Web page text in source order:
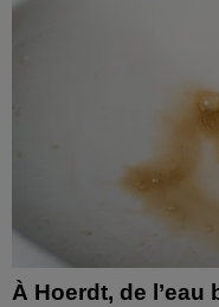
À Hoerdt, de